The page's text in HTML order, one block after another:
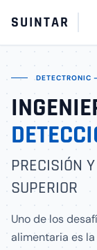
SUINTAR
DETECTRONIC
PRECISIÓN
SUPERIOR
Uno de los
alimentaria es